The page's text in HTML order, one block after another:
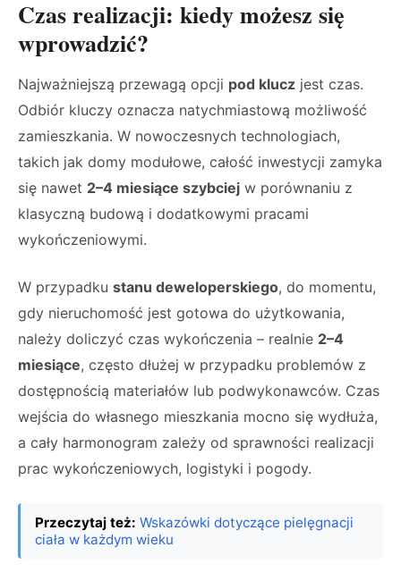
Czas realizacji: kiedy możesz się
wprowadzić?
Najważniejszą przewagą opcji pod klucz jest czas.
Odbiór kluczy oznacza natychmiastową możliwość
zamieszkania. W nowoczesnych technologiach,
takich jak domy modułowe, całość inwestycji zamyka
się nawet 2–4 miesiące szybciej w porównaniu z
klasyczną budową i dodatkowymi pracami
wykończeniowymi.
W przypadku stanu deweloperskiego, do momentu,
gdy nieruchomość jest gotowa do użytkowania,
należy doliczyć czas wykończenia – realnie 2–4
miesiące, często dłużej w przypadku problemów z
dostępnością materiałów lub podwykonawców. Czas
wejścia do własnego mieszkania mocno się wydłuża,
a cały harmonogram zależy od sprawności realizacji
prac wykończeniowych, logistyki i pogody.
Przeczytaj też: Wskazówki dotyczące pielęgnacji
ciała w każdym wieku